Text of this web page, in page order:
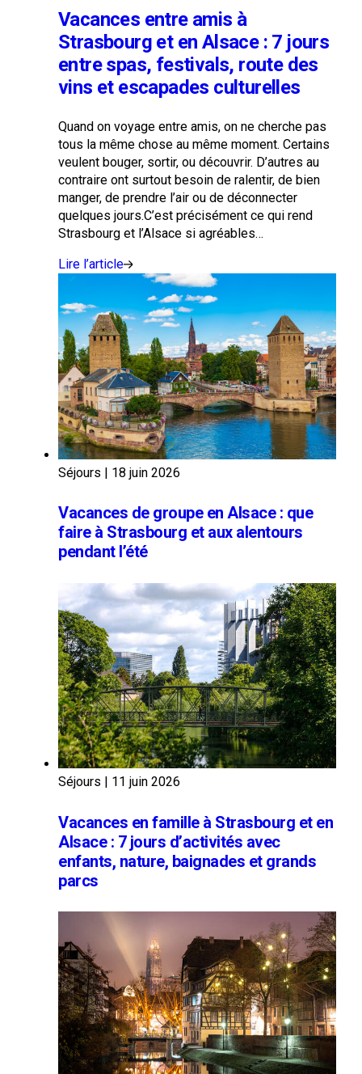
Vacances entre amis à
Strasbourg et en Alsace : 7 jours
entre spas, festivals, route des
vins et escapades culturelles
Quand on voyage entre amis, on ne cherche pas
tous la même chose au même moment. Certains
veulent bouger, sortir, ou découvrir. D’autres au
contraire ont surtout besoin de ralentir, de bien
manger, de prendre l’air ou de déconnecter
quelques jours.C’est précisément ce qui rend
Strasbourg et l’Alsace si agréables…
Lire l’article
Séjours | 18 juin 2026
Vacances de groupe en Alsace : que
faire à Strasbourg et aux alentours
pendant l’été
Séjours | 11 juin 2026
Vacances en famille à Strasbourg et en
Alsace : 7 jours d’activités avec
enfants, nature, baignades et grands
parcs